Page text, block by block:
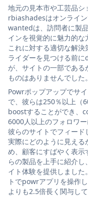
地元の見本市や工芸品シ
rbiashadesはオンライン
wantedは、訪問者に製
インを視覚的に魅力的
これに対する適切な解
ライダーを見つける前
が、サイトの一部であ
ものはありませんでした。
Powrポップアップでサ
で、彼らは250％以上（
boostすることができ、
6000人以上のフォロワ
彼らのサイトでフィー
実際にどのように見え
め、顧客にすばやく表
らの製品を上手に紹介
イト体験を提供しまし
トでpowrアプリを操作
よりも2.5倍長く関与して